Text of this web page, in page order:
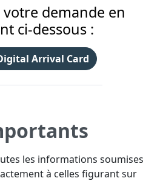
demande en
ci-dessous :
Arrival Card
les informations soumises
à celles figurant sur